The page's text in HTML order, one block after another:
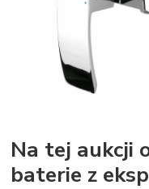
Na tej aukcji
baterie z